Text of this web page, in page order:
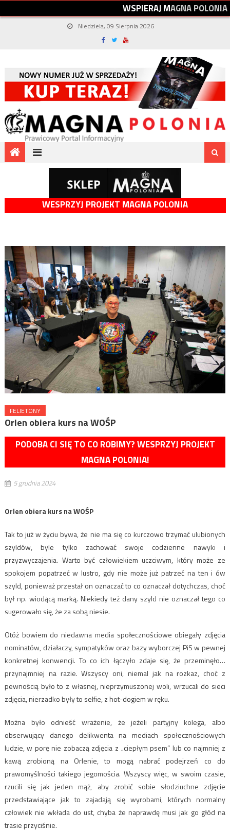
WSPIERAJMAGNAPOLONIA
Niedziela, 09 Sierpnia 2026
WESPRZYJ PROJEKT MAGNA POLONIA
FELIETONY
Orlen obiera kurs na WOŚP
PODOBA CI SIĘ TO CO ROBIMY? WESPRZYJ PROJEKT
MAGNA POLONIA!
5 grudnia 2024
Orlen obiera kurs na WOŚP
Tak to już w życiu bywa, że nie ma się co kurczowo trzymać ulubionych
szyldów, byle tylko zachować swoje codzienne nawyki i
przyzwyczajenia. Warto być człowiekiem uczciwym, który może ze
spokojem popatrzeć w lustro, gdy nie może już patrzeć na ten i ów
szyld, ponieważ przestał on oznaczać to co oznaczał dotychczas, choć
był np. wiodącą marką. Niekiedy też dany szyld nie oznaczał tego co
sugerowało się, że za sobą niesie.
Otóż bowiem do niedawna media społecznościowe obiegały zdjęcia
nominatów, działaczy, sympatyków oraz bazy wyborczej PiS w pewnej
konkretnej konwencji. To co ich łączyło zdaje się, że przeminęło…
przynajmniej na razie. Wszyscy oni, niemal jak na rozkaz, choć z
pewnością było to z własnej, nieprzymuszonej woli, wrzucali do sieci
zdjęcia, nierzadko były to selfie, z hot-dogiem w ręku.
Można było odnieść wrażenie, że jeżeli partyjny kolega, albo
obserwujący danego delikwenta na mediach społecznościowych
ludzie, w porę nie zobaczą zdjęcia z „ciepłym psem” lub co najmniej z
kawą zrobioną na Orlenie, to mogą nabrać podejrzeń co do
prawomyślności takiego jegomościa. Wszyscy więc, w swoim czasie,
rzucili się jak jeden mąż, aby zrobić sobie słodziuchne zdjęcie
przedstawiające jak to zajadają się wyrobami, których normalny
człowiek nie wkłada do ust, chyba że naprawdę musi jak go głód na
trasie przyciśnie.